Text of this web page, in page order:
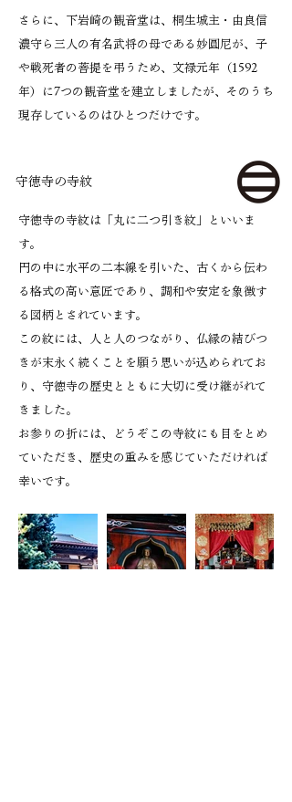
さらに、下岩崎の観音堂は、桐生城主・由良信
濃守ら三人の有名武将の母である妙圓尼が、子
や戦死者の菩提を弔うため、文禄元年（1592
年）に7つの観音堂を建立しましたが、そのうち
現存しているのはひとつだけです。
守徳寺の寺紋
守徳寺の寺紋は「丸に二つ引き紋」といいま
す。
円の中に水平の二本線を引いた、古くから伝わ
る格式の高い意匠であり、調和や安定を象徴す
る図柄とされています。
この紋には、人と人のつながり、仏縁の結びつ
きが末永く続くことを願う思いが込められてお
り、守徳寺の歴史とともに大切に受け継がれて
きました。
お参りの折には、どうぞこの寺紋にも目をとめ
ていただき、歴史の重みを感じていただければ
幸いです。